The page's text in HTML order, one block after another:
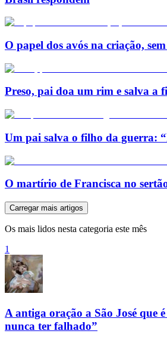
O papel dos avós na criação,
Preso, pai doa um rim e salva a
Um pai salva o filho da guerra:
O martírio de Francisca no
Carregar mais artigos
Os mais lidos nesta categoria este mês
1
A antiga oração a São José que
nunca ter falhado”